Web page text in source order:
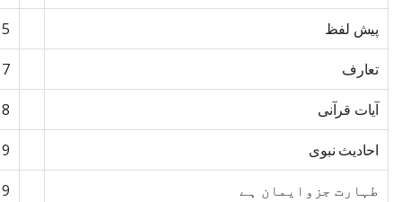
پیش لفظ 5
تعارف 7
آیات قرآنی 8
احادیث نبوی 9
طہارت جزوایمان ہے 9